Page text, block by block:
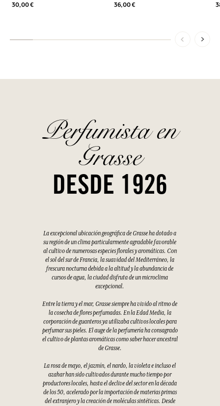
30,00 € 36,00 €
Perfumista en
Grasse
DESDE 1926
La excepcional ubicación geográfica de Grasse ha dotado a
su región de un clima particularmente agradable favorable
al cultivo de numerosas especies florales y aromáticas. Con
el sol del sur de Francia, la suavidad del Mediterráneo, la
frescura nocturna debida a la altitud y la abundancia de
cursos de agua, la ciudad disfruta de un microclima
excepcional.
Entre la tierra y el mar, Grasse siempre ha vivido al ritmo de
la cosecha de flores perfumadas. En la Edad Media, la
corporación de guanteros ya utilizaba cultivos locales para
perfumar sus pieles. El auge de la perfumería ha consagrado
el cultivo de plantas aromáticas como saber hacer ancestral
de Grasse.
La rosa de mayo, el jazmín, el nardo, la violeta e incluso el
azahar han sido cultivados durante mucho tiempo por
productores locales, hasta el declive del sector en la década
de los 50, acelerado por la importación de materias primas
del extranjero y la creación de moléculas sintéticas. Desde